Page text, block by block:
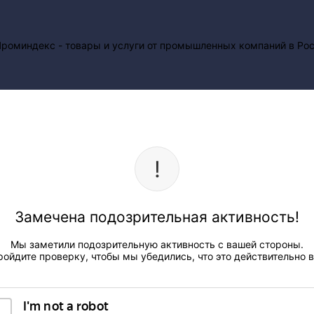
Замечена подозрительная активность!
Мы заметили подозрительную активность с вашей стороны.
проверку, чтобы мы убедились, что это действительно